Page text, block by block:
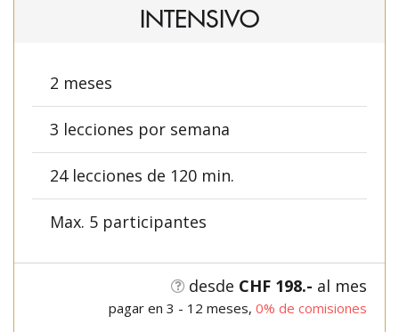
INTENSIVO
2 meses
3 lecciones por semana
24 lecciones de 120 min.
Max. 5 participantes
desde CHF 198.- al mes
pagar en 3 - 12 meses, 0% de comisiones